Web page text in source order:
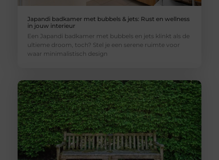
Japandi badkamer met bubbels & jets: Rust en wellness
in jouw interieur
Een Japandi badkamer met bubbels en jets klinkt als de
ultieme droom, toch? Stel je een serene ruimte voor
waar minimalistisch design